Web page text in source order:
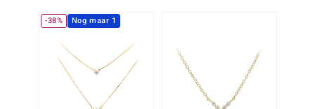
-38% Nog maar 1